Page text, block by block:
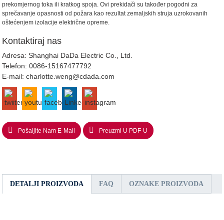
prekomjernog toka ili kratkog spoja. Ovi prekidači su također pogodni za
sprečavanje opasnosti od požara kao rezultat zemaljskih struja uzrokovanih
oštećenjem izolacije električne opreme.
Kontaktiraj nas
Adresa: Shanghai DaDa Electric Co., Ltd.
Telefon:0086-15167477792
E-mail:charlotte.weng@cdada.com
Pošaljite Nam E-Mail Preuzmi U PDF-U
DETALJI PROIZVODA FAQ OZNAKE PROIZVODA